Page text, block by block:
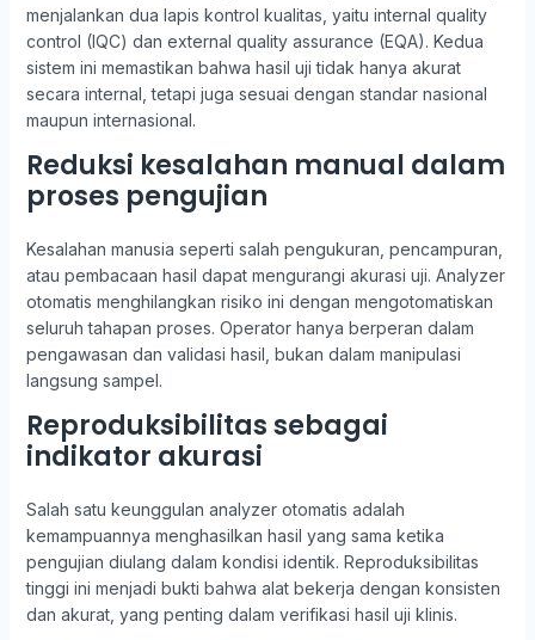
menjalankan dua lapis kontrol kualitas, yaitu internal quality
control (IQC) dan external quality assurance (EQA). Kedua
sistem ini memastikan bahwa hasil uji tidak hanya akurat
secara internal, tetapi juga sesuai dengan standar nasional
maupun internasional.
Reduksi kesalahan manual dalam
proses pengujian
Kesalahan manusia seperti salah pengukuran, pencampuran,
atau pembacaan hasil dapat mengurangi akurasi uji. Analyzer
otomatis menghilangkan risiko ini dengan mengotomatiskan
seluruh tahapan proses. Operator hanya berperan dalam
pengawasan dan validasi hasil, bukan dalam manipulasi
langsung sampel.
Reproduksibilitas sebagai
indikator akurasi
Salah satu keunggulan analyzer otomatis adalah
kemampuannya menghasilkan hasil yang sama ketika
pengujian diulang dalam kondisi identik. Reproduksibilitas
tinggi ini menjadi bukti bahwa alat bekerja dengan konsisten
dan akurat, yang penting dalam verifikasi hasil uji klinis.